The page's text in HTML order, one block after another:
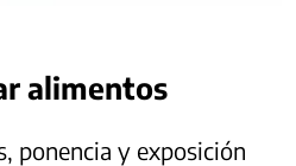
alimentos
ponencia y exposición